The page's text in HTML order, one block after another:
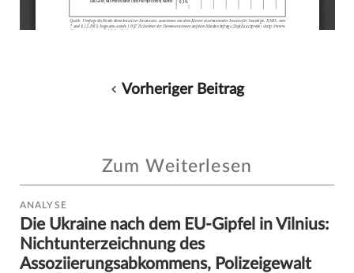
Vorheriger Beitrag
Zum Weiterlesen
ANALYSE
Die Ukraine nach dem EU-Gipfel in Vilnius:
Nichtunterzeichnung des
Assoziierungsabkommens, Polizeigewalt